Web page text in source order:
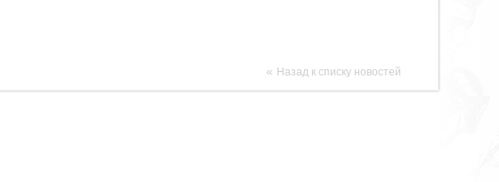
« Назад к списку новостей